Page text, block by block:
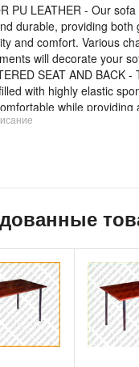
PU LEATHER - Our
durable, providing both
and comfort. Various
will decorate your
SEAT AND BACK -
with highly elastic
while providing
- Fully padded seat,
DESIGN - This textured
of richness and
design of our sofas
versatility, it fits